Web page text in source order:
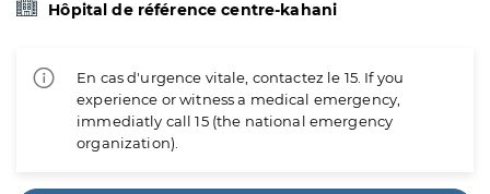
Hôpital de référence centre-kahani
En cas d'urgence vitale, contactez le 15. If you
experience or witness a medical emergency,
immediatly call 15 (the national emergency
organization).